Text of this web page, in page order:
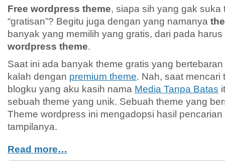
Free wordpress theme, siapa sih yang gak
“gratisan”? Begitu juga dengan yang namanya
banyak yang memilih yang gratis, dari pada
wordpress theme.
Saat ini ada banyak theme gratis yang
kalah dengan premium theme. Nah, saat mencari
blogku yang aku kasih nama Media Tanpa Batas
sebuah theme yang unik. Sebuah theme yang
Theme wordpress ini mengadopsi hasil
tampilanya.
Read more…